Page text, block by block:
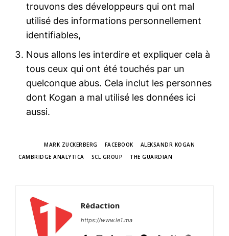
trouvons des développeurs qui ont mal
utilisé des informations personnellement
identifiables,
Nous allons les interdire et expliquer cela à
tous ceux qui ont été touchés par un
quelconque abus. Cela inclut les personnes
dont Kogan a mal utilisé les données ici
aussi.
MARK ZUCKERBERG FACEBOOK
ALEKSANDR KOGAN
CAMBRIDGE ANALYTICA
SCL GROUP THE GUARDIAN
Rédaction
https://www.le1.ma